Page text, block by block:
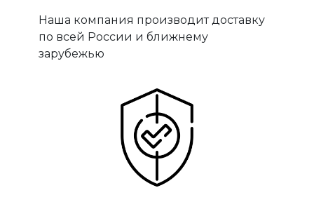
Наша компания производит доставку
по всей России и ближнему
зарубежью